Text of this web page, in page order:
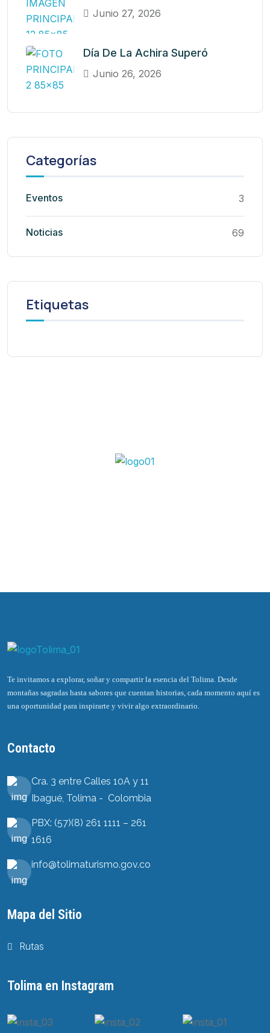
Junio 27, 2026
Día De La Achira Superó
Junio 26, 2026
Categorías
Eventos 3
Noticias 69
Etiquetas
Te invitamos a explorar, soñar y compartir la esencia del Tolima. Desde
montañas sagradas hasta sabores que cuentan historias, cada momento aquí es
una oportunidad para inspirarte y vivir algo extraordinario.
Contacto
Cra. 3 entre Calles 10A y 11
Ibagué, Tolima - Colombia
PBX: (57)(8) 261 1111 – 261
1616
info@tolimaturismo.gov.co
Mapa del Sitio
Rutas
Tolima en Instagram